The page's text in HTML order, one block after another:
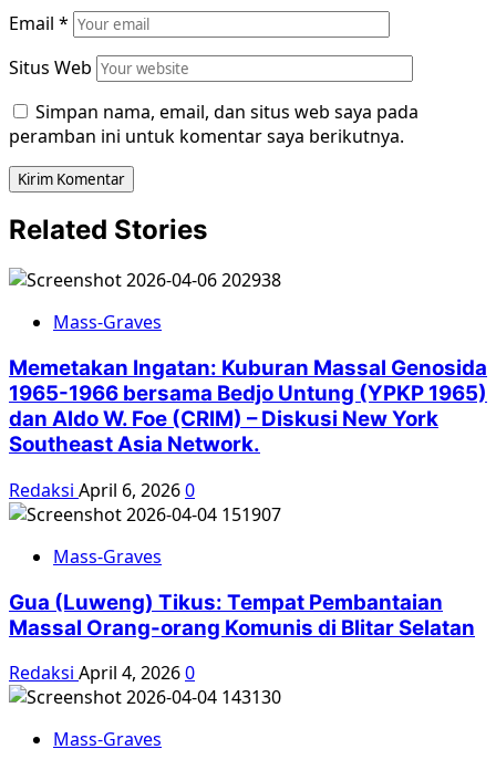
Email *
Situs Web
Simpan nama, email, dan situs web saya pada
peramban ini untuk komentar saya berikutnya.
Related Stories
Mass-Graves
Memetakan Ingatan: Kuburan Massal Genosida
1965-1966 bersama Bedjo Untung (YPKP 1965)
dan Aldo W. Foe (CRIM) – Diskusi New York
Southeast Asia Network.
Redaksi April 6, 20260
Mass-Graves
Gua (Luweng) Tikus: Tempat Pembantaian
Massal Orang-orang Komunis di Blitar Selatan
Redaksi April 4, 20260
Mass-Graves